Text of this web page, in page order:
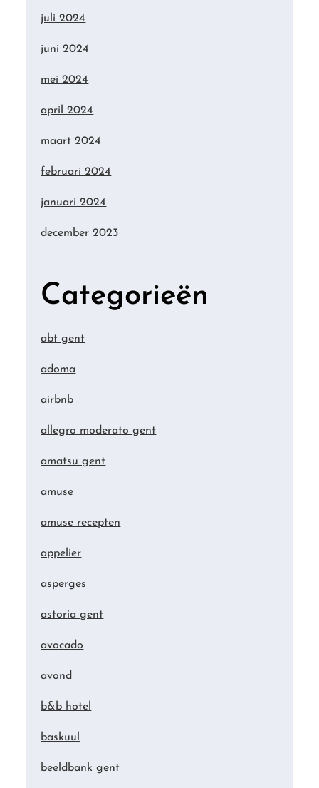
juli 2024
juni 2024
mei 2024
april 2024
maart 2024
februari 2024
januari 2024
december 2023
Categorieën
abt gent
adoma
airbnb
allegro moderato gent
amatsu gent
amuse
amuse recepten
appelier
asperges
astoria gent
avocado
avond
b&b hotel
baskuul
beeldbank gent